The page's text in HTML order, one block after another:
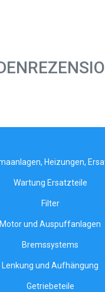
Heizungen,
Wartung Ersatzteile
Filter
Motor und Auspuffanlagen
Bremssystems
Lenkung und Aufhängung
Getriebeteile